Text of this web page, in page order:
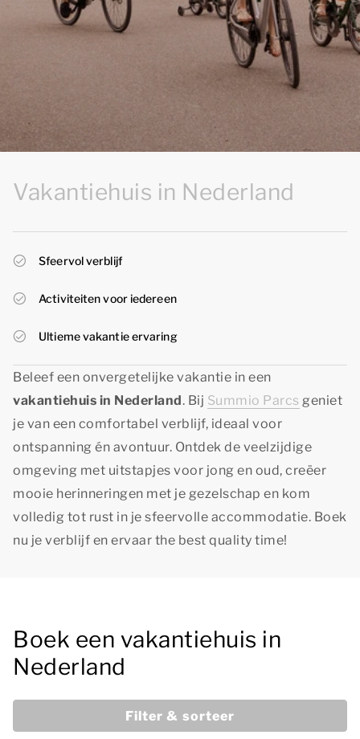
Vakantiehuis in Nederland
Sfeervol verblijf
Activiteiten voor iedereen
Ultieme vakantie ervaring
Beleef een onvergetelijke vakantie in een
vakantiehuis in Nederland. Bij Summio Parcs geniet
je van een comfortabel verblijf, ideaal voor
ontspanning én avontuur. Ontdek de veelzijdige
omgeving met uitstapjes voor jong en oud, creëer
mooie herinneringen met je gezelschap en kom
volledig tot rust in je sfeervolle accommodatie. Boek
nu je verblijf en ervaar the best quality time!
Boek een vakantiehuis in
Nederland
Filter & sorteer